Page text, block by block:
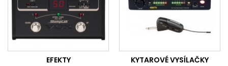
EFEKTY KYTAROVÉ VYSÍLAČKY